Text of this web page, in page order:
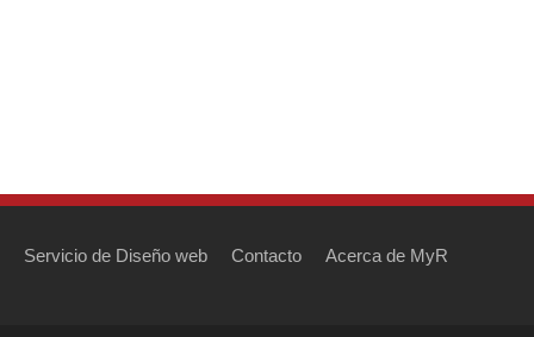
Servicio de Diseño web Contacto Acerca de MyR